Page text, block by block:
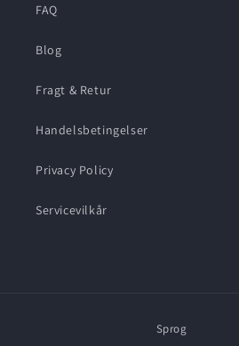
FAQ
Blog
Fragt & Retur
Handelsbetingelser
Privacy Policy
Servicevilkår
Sprog